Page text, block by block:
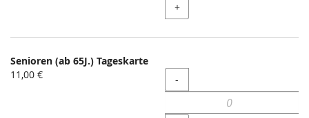
+
Senioren (ab 65J.) Tageskarte
11,00 €
Menge
-